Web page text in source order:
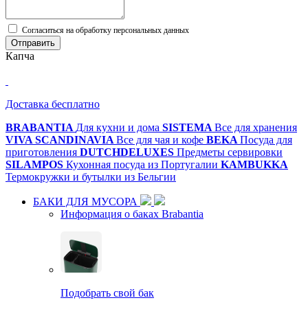
Cогласиться на обработку персональных данных
Отправить
Капча
Доставка бесплатно
BRABANTIA Для кухни и дома SISTEMA Все для хранения
VIVA SCANDINAVIA Все для чая и кофе BEKA Посуда для
приготовления DUTCHDELUXES Предметы сервировки
SILAMPOS Кухонная посуда из Португалии KAMBUKKA
Термокружки и бутылки из Бельгии
БАКИ ДЛЯ МУСОРА
Информация о баках Brabantia
Подобрать свой бак